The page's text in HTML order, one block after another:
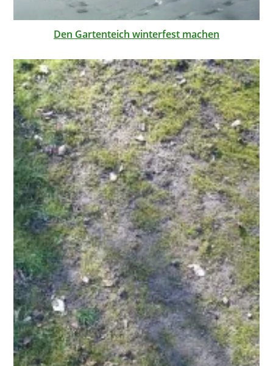
Den Gartenteich winterfest machen